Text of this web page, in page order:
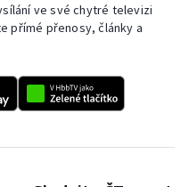
ve své chytré televizi
přímé přenosy, články a